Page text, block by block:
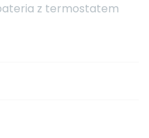
z termostatem